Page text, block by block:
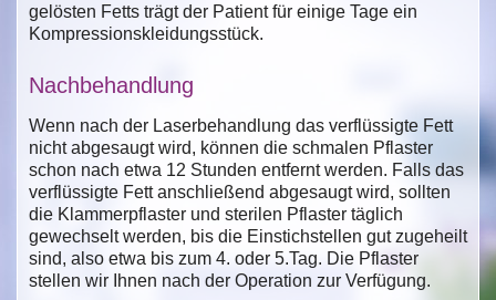
gelösten Fetts trägt der Patient für einige Tage ein
Kompressionskleidungsstück.
Nachbehandlung
Wenn nach der Laserbehandlung das verflüssigte Fett
nicht abgesaugt wird, können die schmalen Pflaster
schon nach etwa 12 Stunden entfernt werden. Falls das
verflüssigte Fett anschließend abgesaugt wird, sollten
die Klammerpflaster und sterilen Pflaster täglich
gewechselt werden, bis die Einstichstellen gut zugeheilt
sind, also etwa bis zum 4. oder 5.Tag. Die Pflaster
stellen wir Ihnen nach der Operation zur Verfügung.